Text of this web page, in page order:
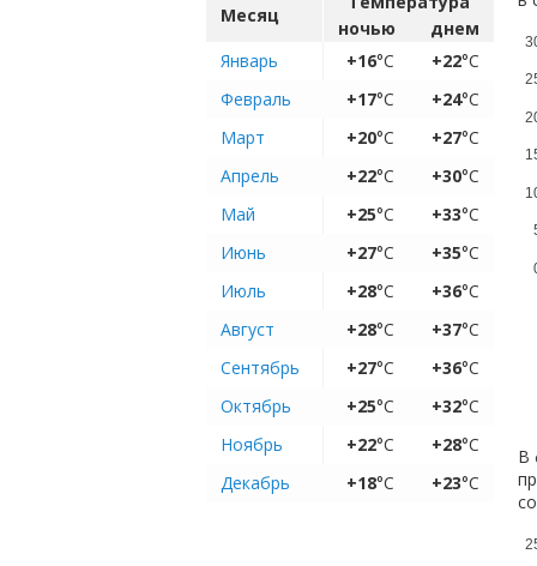
Месяц
ночью
днем
Январь
+16°C +22°C
Февраль
+17°C +24°C
Март
+20°C +27°C
Апрель
+22°C +30°C
Май
+25°C +33°C
Июнь
+27°C +35°C
Июль
+28°C +36°C
Август
+28°C +37°C
Сентябрь
+27°C +36°C
Октябрь
+25°C +32°C
Ноябрь
+22°C +28°C
Декабрь
+18°C +23°C
В